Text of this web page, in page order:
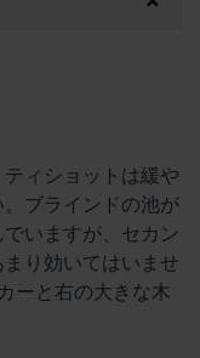
ィショットは緩や
ブラインドの池が
いますが、セカン
り効いてはいませ
ーと右の大きな木